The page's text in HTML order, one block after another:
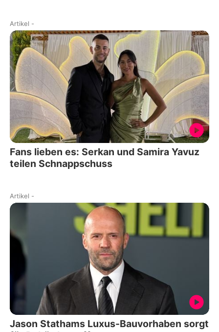
Artikel -
Fans lieben es: Serkan und Samira Yavuz
teilen Schnappschuss
Artikel -
Jason Stathams Luxus-Bauvorhaben sorgt